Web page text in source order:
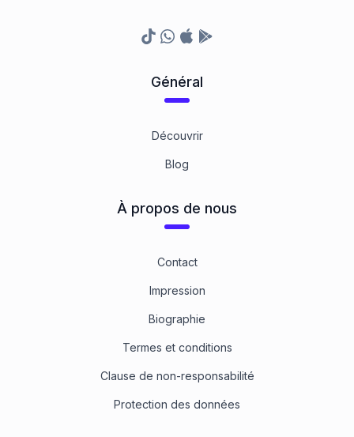
TikTokWhatsapp
Appstore
Google Play Store
Général
Découvrir
Blog
À propos de nous
Contact
Impression
Biographie
Termes et conditions
Clause de non-responsabilité
Protection des données